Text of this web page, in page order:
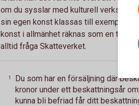
om du sysslar med kulturell
sin egen konst klassas till exempel
konst i allmänhet räknas som en
alltid fråga Skatteverket.
1
Du som har en försäljning där
kronor under ett beskattningsår
kunna bli befriad får ditt